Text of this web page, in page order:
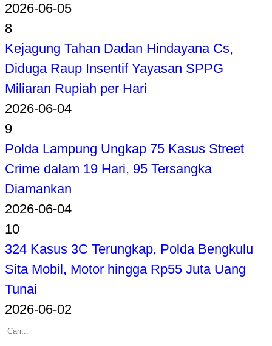
2026-06-05
8
Kejagung Tahan Dadan Hindayana Cs,
Diduga Raup Insentif Yayasan SPPG
Miliaran Rupiah per Hari
2026-06-04
9
Polda Lampung Ungkap 75 Kasus Street
Crime dalam 19 Hari, 95 Tersangka
Diamankan
2026-06-04
10
324 Kasus 3C Terungkap, Polda Bengkulu
Sita Mobil, Motor hingga Rp55 Juta Uang
Tunai
2026-06-02